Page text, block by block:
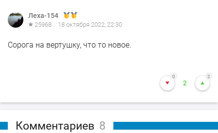
Леха-154
25968 18 октября 2022, 22:30
Сорога на вертушку, что то новое.
0
2
2
Комментариев 8